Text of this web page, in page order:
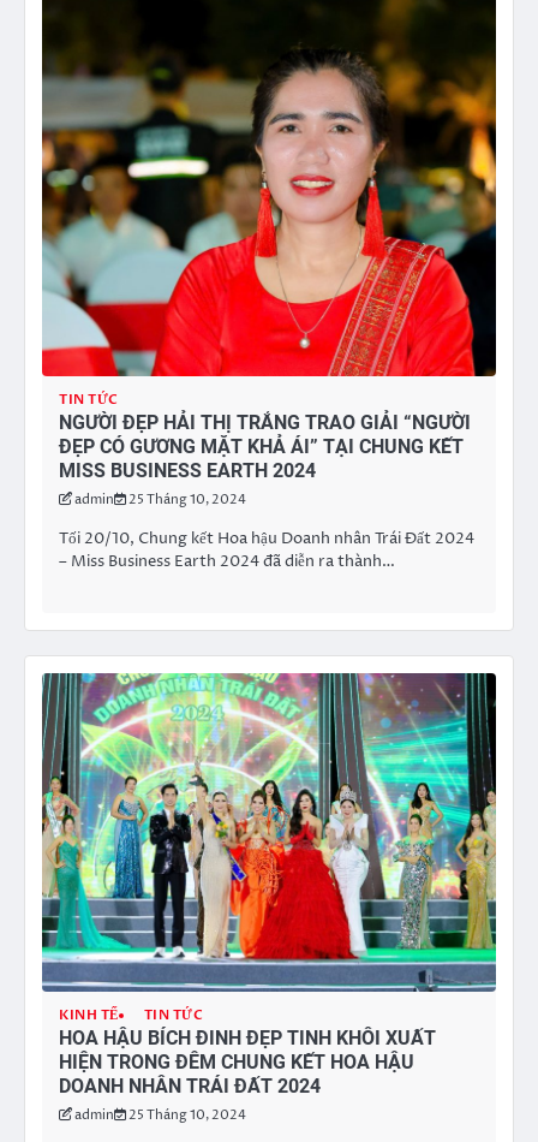
TIN TỨC
NGƯỜI ĐẸP HẢI THỊ TRẮNG TRAO GIẢI “NGƯỜI
ĐẸP CÓ GƯƠNG MẶT KHẢ ÁI” TẠI CHUNG KẾT
MISS BUSINESS EARTH 2024
admin 25 Tháng 10, 2024
Tối 20/10, Chung kết Hoa hậu Doanh nhân Trái Đất 2024
– Miss Business Earth 2024 đã diễn ra thành…
KINH TẾ TIN TỨC
HOA HẬU BÍCH ĐINH ĐẸP TINH KHÔI XUẤT
HIỆN TRONG ĐÊM CHUNG KẾT HOA HẬU
DOANH NHÂN TRÁI ĐẤT 2024
admin 25 Tháng 10, 2024